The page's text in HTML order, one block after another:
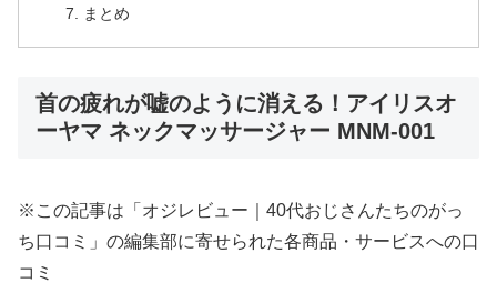
まとめ
首の疲れが嘘のように消える！アイリスオ
ーヤマ ネックマッサージャー MNM-001
※この記事は「オジレビュー｜40代おじさんたちのがっ
ち口コミ」の編集部に寄せられた各商品・サービスへの口
コミ